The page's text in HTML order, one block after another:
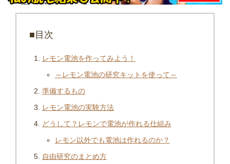
■目次
レモン電池を作ってみよう！
～レモン電池の研究キットを使って～
準備するもの
レモン電池の実験方法
どうして？レモンで電池が作れる仕組み
レモン以外でも電池は作れるのか？
自由研究のまとめ方